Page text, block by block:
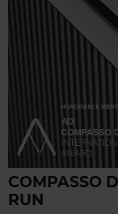
COMPASSO
RUN